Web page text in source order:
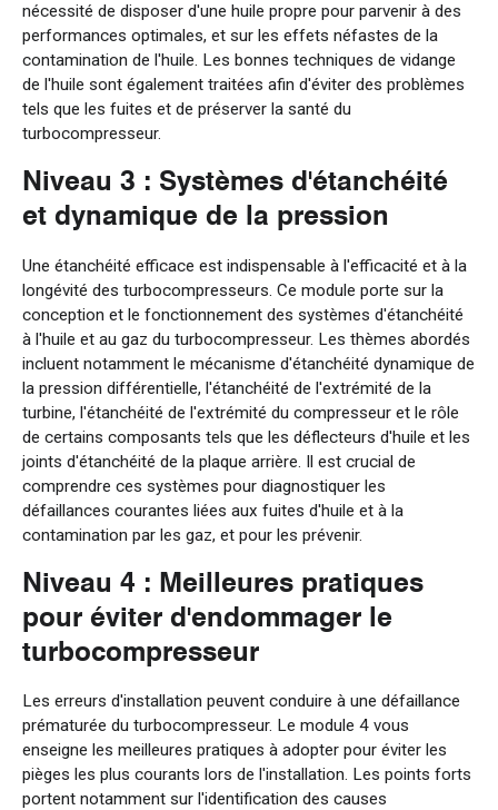
nécessité de disposer d'une huile propre pour parvenir à des
performances optimales, et sur les effets néfastes de la
contamination de l'huile. Les bonnes techniques de vidange
de l'huile sont également traitées afin d'éviter des problèmes
tels que les fuites et de préserver la santé du
turbocompresseur.
Niveau 3 : Systèmes d'étanchéité
et dynamique de la pression
Une étanchéité efficace est indispensable à l'efficacité et à la
longévité des turbocompresseurs. Ce module porte sur la
conception et le fonctionnement des systèmes d'étanchéité
à l'huile et au gaz du turbocompresseur. Les thèmes abordés
incluent notamment le mécanisme d'étanchéité dynamique de
la pression différentielle, l'étanchéité de l'extrémité de la
turbine, l'étanchéité de l'extrémité du compresseur et le rôle
de certains composants tels que les déflecteurs d'huile et les
joints d'étanchéité de la plaque arrière. Il est crucial de
comprendre ces systèmes pour diagnostiquer les
défaillances courantes liées aux fuites d'huile et à la
contamination par les gaz, et pour les prévenir.
Niveau 4 : Meilleures pratiques
pour éviter d'endommager le
turbocompresseur
Les erreurs d'installation peuvent conduire à une défaillance
prématurée du turbocompresseur. Le module 4 vous
enseigne les meilleures pratiques à adopter pour éviter les
pièges les plus courants lors de l'installation. Les points forts
portent notamment sur l'identification des causes